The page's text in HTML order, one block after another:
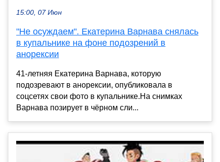
15:00, 07 Июн
"Не осуждаем". Екатерина Варнава снялась
в купальнике на фоне подозрений в
анорексии
41-летняя Екатерина Варнава, которую
подозревают в анорексии, опубликовала в
соцсетях свои фото в купальнике.На снимках
Варнава позирует в чёрном сли...